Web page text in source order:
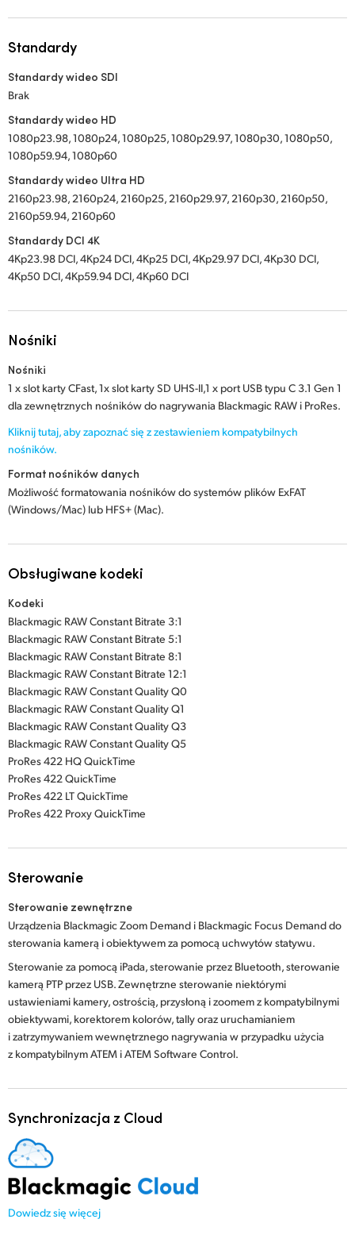
Standardy
Standardy wideo SDI
Brak
Standardy wideo HD
1080p23.98, 1080p24, 1080p25, 1080p29.97, 1080p30, 1080p50,
1080p59.94, 1080p60
Standardy wideo Ultra HD
2160p23.98, 2160p24, 2160p25, 2160p29.97, 2160p30, 2160p50,
2160p59.94, 2160p60
Standardy DCI 4K
4Kp23.98 DCI, 4Kp24 DCI, 4Kp25 DCI, 4Kp29.97 DCI, 4Kp30 DCI,
4Kp50 DCI, 4Kp59.94 DCI, 4Kp60 DCI
Nośniki
Nośniki
1 x slot karty CFast, 1x slot karty SD UHS-II,1 x port USB typu C 3.1 Gen 1
dla zewnętrznych nośników do nagrywania Blackmagic RAW i ProRes.
Kliknij tutaj, aby zapoznać się z zestawieniem kompatybilnych
nośników.
Format nośników danych
Możliwość formatowania nośników do systemów plików ExFAT
(Windows/Mac) lub HFS+ (Mac).
Obsługiwane kodeki
Kodeki
Blackmagic RAW Constant Bitrate 3:1
Blackmagic RAW Constant Bitrate 5:1
Blackmagic RAW Constant Bitrate 8:1
Blackmagic RAW Constant Bitrate 12:1
Blackmagic RAW Constant Quality Q0
Blackmagic RAW Constant Quality Q1
Blackmagic RAW Constant Quality Q3
Blackmagic RAW Constant Quality Q5
ProRes 422 HQ QuickTime
ProRes 422 QuickTime
ProRes 422 LT QuickTime
ProRes 422 Proxy QuickTime
Sterowanie
Sterowanie zewnętrzne
Urządzenia Blackmagic Zoom Demand i Blackmagic Focus Demand do
sterowania kamerą i obiektywem za pomocą uchwytów statywu.
Sterowanie za pomocą iPada, sterowanie przez Bluetooth, sterowanie
kamerą PTP przez USB. Zewnętrzne sterowanie niektórymi
ustawieniami kamery, ostrością, przysłoną i zoomem z kompatybilnymi
obiektywami, korektorem kolorów, tally oraz uruchamianiem
i zatrzymywaniem wewnętrznego nagrywania w przypadku użycia
z kompatybilnym ATEM i ATEM Software Control.
Synchronizacja z Cloud
Dowiedz się więcej